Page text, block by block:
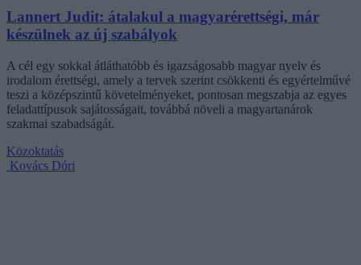
Lannert Judit: átalakul a magyarérettségi, már
készülnek az új szabályok
A cél egy sokkal átláthatóbb és igazságosabb magyar nyelv és
irodalom érettségi, amely a tervek szerint csökkenti és egyértelművé
teszi a középszintű követelményeket, pontosan megszabja az egyes
feladattípusok sajátosságait, továbbá növeli a magyartanárok
szakmai szabadságát.
Közoktatás
Kovács Dóri